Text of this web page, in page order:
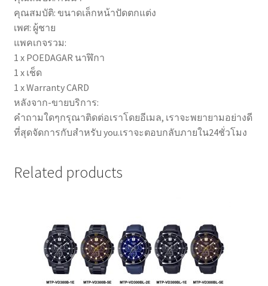
คุณสมบัติ: ขนาดเล็กหน้าปัดตกแต่ง
เพศ: ผู้ชาย
แพคเกจรวม:
1 x POEDAGAR นาฬิกา
1 x เช็ด
1 x Warranty CARD
หลังจาก-ขายบริการ:
คำถามใดๆกรุณาติดต่อเราโดยอีเมล, เราจะพยายามอย่างดี
ที่สุดจัดการกับสำหรับ you.เราจะตอบกลับภายใน24ชั่วโมง
Related products